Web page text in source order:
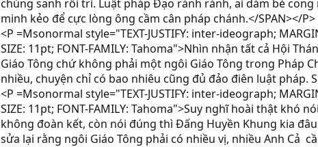
chúng sanh rối trí. Luật pháp Đạo rành rành, ai dám bẻ
minh kẻo để cực lòng ông cầm cân pháp chánh.</SPAN></P>
<P =Msonormal style="TEXT-JUSTIFY: inter-ideograph;
SIZE: 11pt; FONT-FAMILY: Tahoma">Nhìn nhận tất cả Hội
Giáo Tông chứ không phải một ngôi Giáo Tông trong Pháp
nhiều, chuyện chỉ có bao nhiêu cũng đủ đảo điên luật pháp.
<P =Msonormal style="TEXT-JUSTIFY: inter-ideograph;
SIZE: 11pt; FONT-FAMILY: Tahoma">Suy nghĩ hoài thật
không đoàn kết, còn nói đúng thì Đấng Huyền Khung kia
sửa lại rằng ngôi Giáo Tông phải có nhiều vị, nhiều Anh Cả